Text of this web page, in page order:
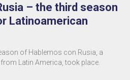
– the third season
Latinoamerican
of Hablemos con Rusia, a
Latin America, took place.